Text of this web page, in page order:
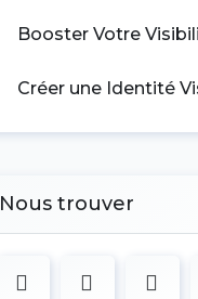
Booster Votre
Créer une Identité
Nous trouver